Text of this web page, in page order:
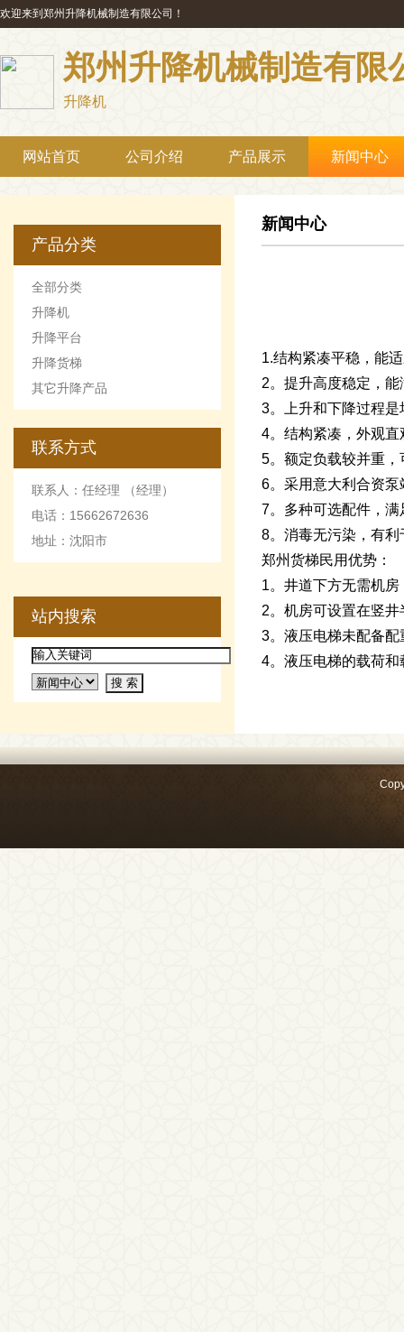
欢迎来到郑州升降机械制造有限公司！
郑州升降机械制造有限
升降机
网站首页 公司介绍 产品展示 新闻中心
产品分类
全部分类
升降机
升降平台
升降货梯
其它升降产品
联系方式
联系人：任经理 （经理）
电话：15662672636
地址：沈阳市
站内搜索
新闻中心
1.结构紧凑平稳，能
2。提升高度稳定，
3。上升和下降过程是
4。结构紧凑，外观
5。额定负载较并重
6。采用意大利合资
7。多种可选配件，满
8。消毒无污染，有利
郑州货梯民用优势：
1。井道下方无需机
2。机房可设置在竖
3。液压电梯未配备
4。液压电梯的载荷